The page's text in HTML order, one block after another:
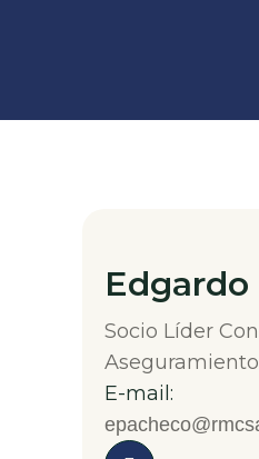
Socio Líder
Aseguramiento
E-mail: